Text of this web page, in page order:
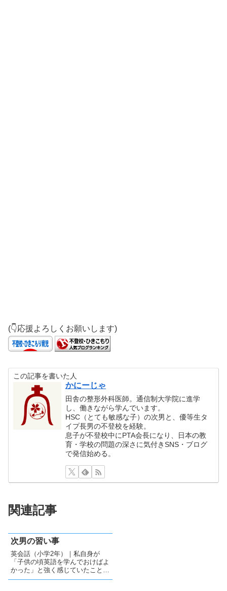
(👇応援よろしくお願いします)
この記事を書いた人
かにーじゃ
田舎の整形外科医師。通信制大学院に進学
し、働きながら学んでいます。
HSC（とても敏感な子）の次男と、優等生タ
イプ長男の不登校を経験。
息子が不登校中にPTA会長になり、日本の教
育・学校の問題の深さに気付きSNS・ブログ
で発信始める。
関連記事
次男の習い事
英会話（小学2年）｜私自身が
「子供の頃英語を学んでおけばよ
かった」と強く感じていたことか
ら、子供たちには英語を学んでほ